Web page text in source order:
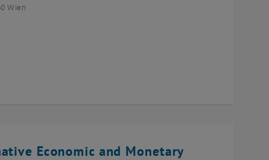
Wien
Economic and Monetary